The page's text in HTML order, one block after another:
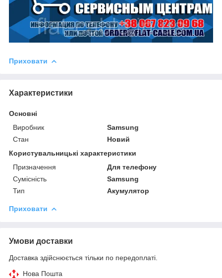
Приховати
Характеристики
Основні
Виробник
Samsung
Стан
Новий
Користувальницькі характеристики
Призначення
Для телефону
Сумісність
Samsung
Тип
Акумулятор
Приховати
Умови доставки
Доставка здійснюється тільки по передоплаті.
Нова Пошта